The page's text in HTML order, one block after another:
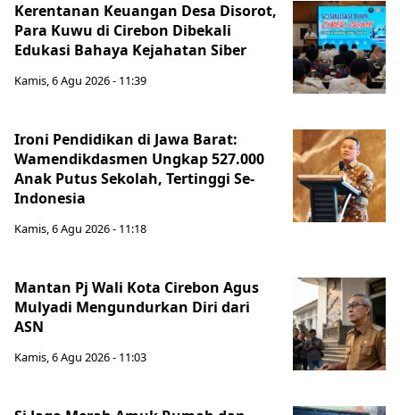
Kerentanan Keuangan Desa Disorot,
Para Kuwu di Cirebon Dibekali
Edukasi Bahaya Kejahatan Siber
Kamis, 6 Agu 2026 - 11:39
Ironi Pendidikan di Jawa Barat:
Wamendikdasmen Ungkap 527.000
Anak Putus Sekolah, Tertinggi Se-
Indonesia
Kamis, 6 Agu 2026 - 11:18
Mantan Pj Wali Kota Cirebon Agus
Mulyadi Mengundurkan Diri dari
ASN
Kamis, 6 Agu 2026 - 11:03